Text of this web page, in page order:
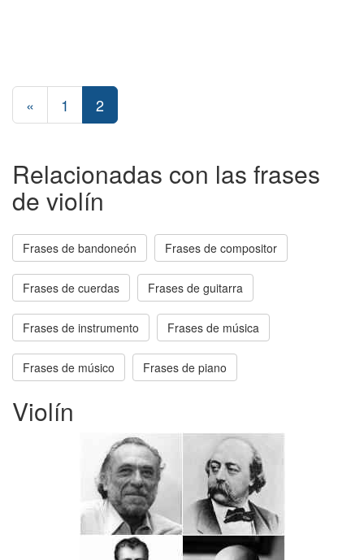
« 1 2
Relacionadas con las frases
de violín
Frases de bandoneón Frases de compositor
Frases de cuerdas Frases de guitarra
Frases de instrumento Frases de música
Frases de músico Frases de piano
Violín